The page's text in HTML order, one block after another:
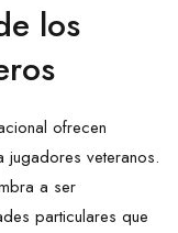
los
ofrecen
jugadores veteranos.
a ser
particulares que